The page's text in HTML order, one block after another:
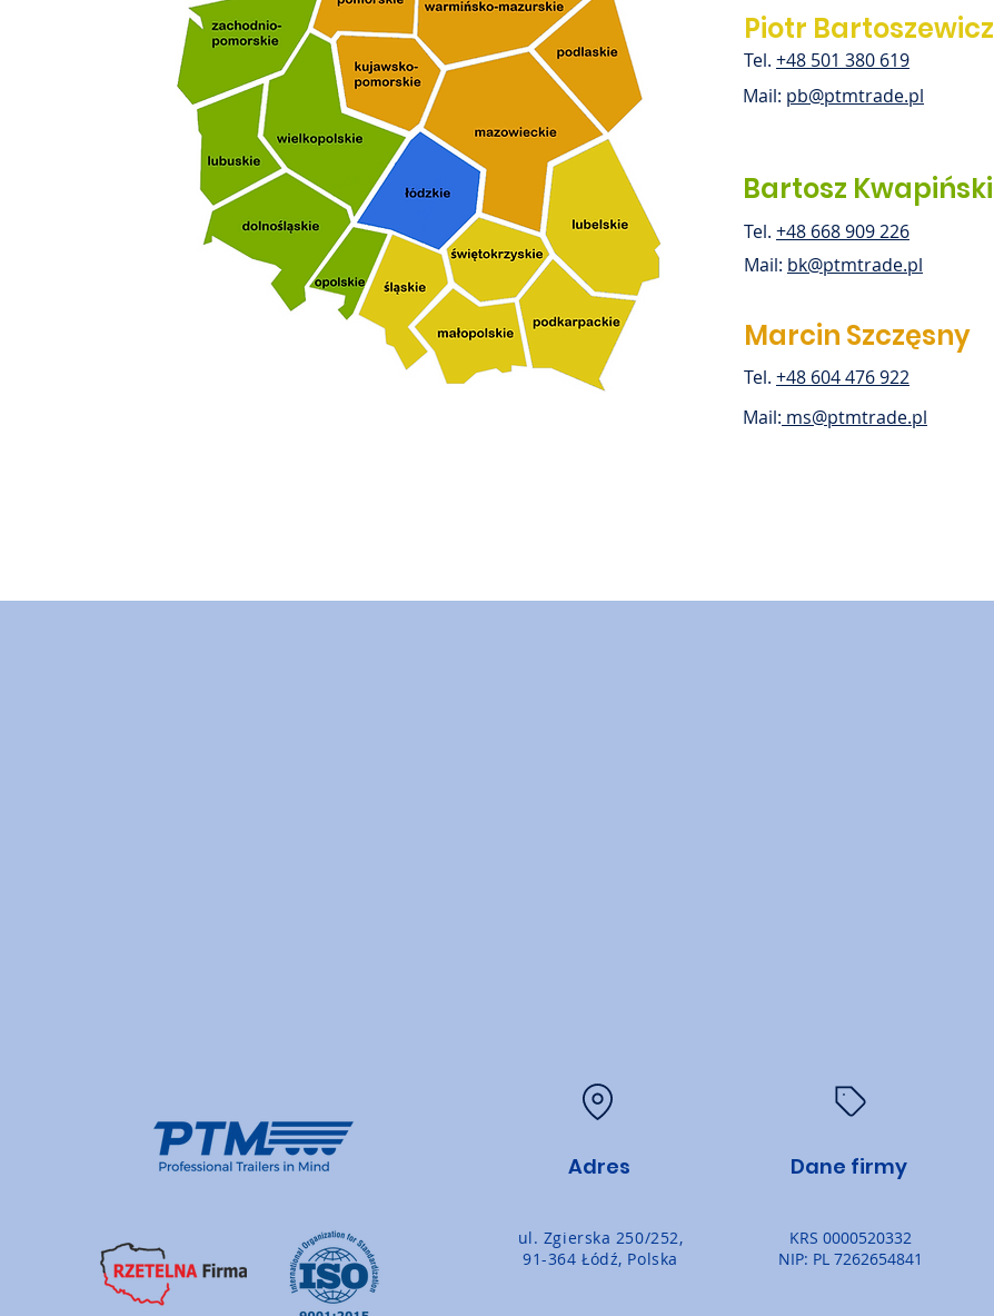
Piotr Bartoszewicz
Tel. +48 501 380 619
Mail: pb@ptmtrade.pl
Bartosz Kwapiński
Tel. +48 668 909 226
Mail: bk@ptmtrade.pl
Marcin Szczęsny
Tel. +48 604 476 922
Mail: ms@ptmtrade.pl
Adres
ul. Zgierska 250/252,
91-364 Łódź, Polska
Dane firmy
KRS 0000520332
NIP: PL 7262654841